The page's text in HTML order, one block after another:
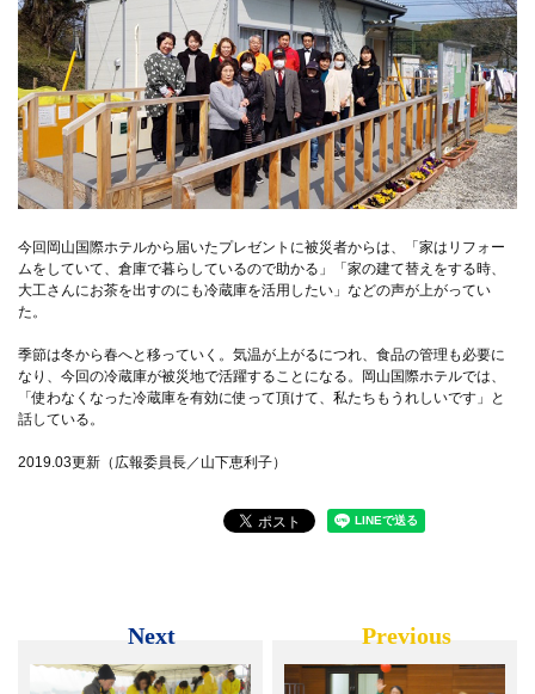
今回岡山国際ホテルから届いたプレゼントに被災者からは、「家はリフォー
ムをしていて、倉庫で暮らしているので助かる」「家の建て替えをする時、
大工さんにお茶を出すのにも冷蔵庫を活用したい」などの声が上がってい
た。
季節は冬から春へと移っていく。気温が上がるにつれ、食品の管理も必要に
なり、今回の冷蔵庫が被災地で活躍することになる。岡山国際ホテルでは、
「使わなくなった冷蔵庫を有効に使って頂けて、私たちもうれしいです」と
話している。
2019.03更新（広報委員長／山下恵利子）
Next Previous